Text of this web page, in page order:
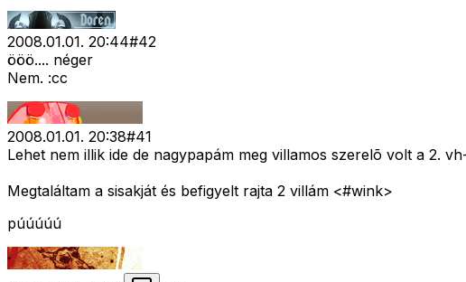
2008.01.01. 20:44#42
ööö.... néger
Nem. :cc
2008.01.01. 20:38#41
Lehet nem illik ide de nagypapám meg villamos szerelõ volt a 2.
Megtaláltam a sisakját és befigyelt rajta 2 villám <#wink>
púúúúú